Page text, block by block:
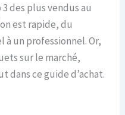
des plus vendus au
est rapide, du
un professionnel. Or,
sur le marché,
dans ce guide d’achat.